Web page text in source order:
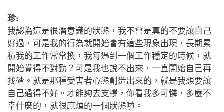
珍:
我認為這是很潛意識的狀態，我不會是真的不要讓自己
好過，可是我的行為就開始會有這些現象出現，長期累
積我的工作常常換，我每遇到一個工作穩定的時候，就
開始覺得不對勁？可是我也說不出來，一直開始自己再
找碴。就是那種受害者心態創造出來的，就是我想要讓
自己過得不好。才能夠去支撐，你看我多可憐，多麼不
幸什麼的，就很麻煩的一個狀態啦。